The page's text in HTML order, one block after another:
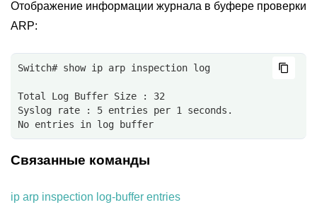
Отображение информации журнала в буфере проверки
ARP:
Switch# show ip arp inspection log
Total Log Buffer Size : 32
Syslog rate : 5 entries per 1 seconds.
No entries in log buffer
Связанные команды
ip arp inspection log-buffer entries